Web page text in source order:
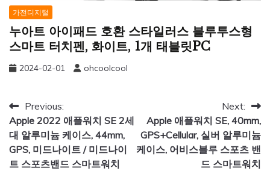
가전디지털
누아트 아이패드 호환 스타일러스 블루투스형
스마트 터치펜, 화이트, 1개 태블릿PC
2024-02-01 ohcoolcool
글
탐
색
Previous:
Apple 2022 애플워치 SE 2세
대 알루미늄 케이스, 44mm,
GPS, 미드나이트 / 미드나이
트 스포츠밴드 스마트워치
Next:
Apple 애플워치 SE, 40mm,
GPS+Cellular, 실버 알루미늄
케이스, 어비스블루 스포츠 밴
드 스마트워치